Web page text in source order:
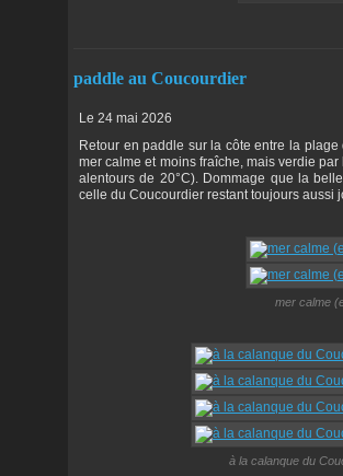
paddle au Coucourdier
Le 24 mai 2026
Retour en paddle sur la côte entre la
mer calme et moins fraîche, mais verdie
alentours de 20°C). Dommage que la
celle du Coucourdier restant toujours aussi
mer calme
à la calanque du